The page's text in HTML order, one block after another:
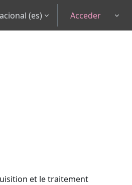
‎(es)‎ Acceder
et le traitement